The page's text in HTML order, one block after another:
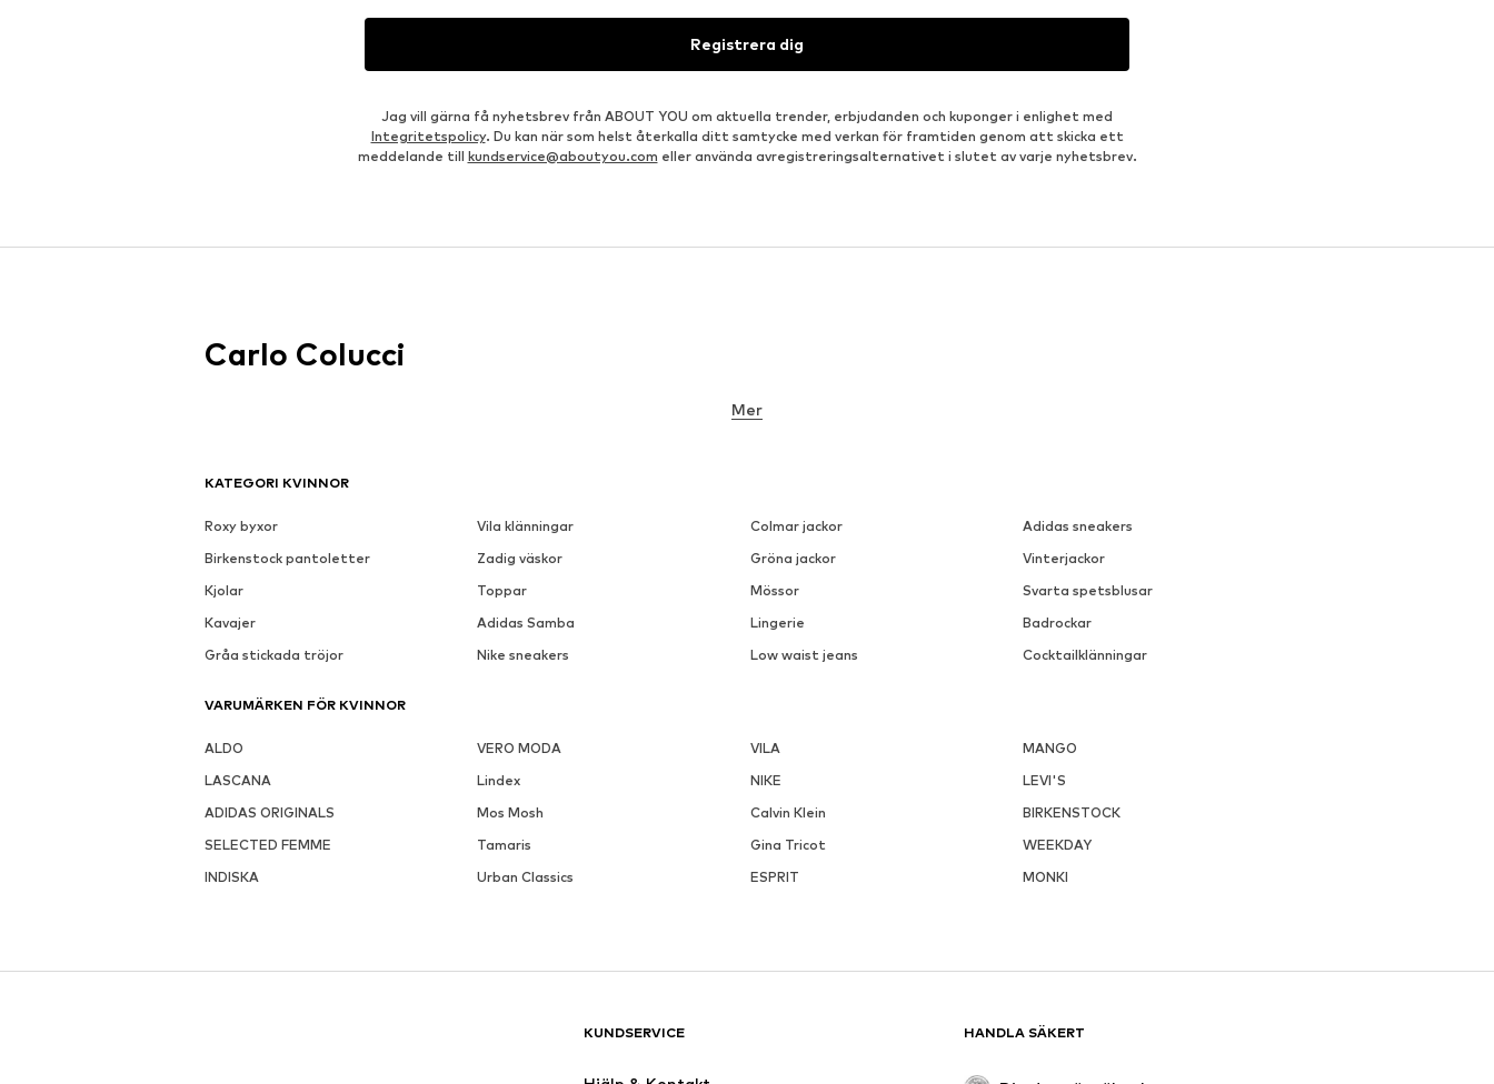
Registrera dig
Jag vill gärna få nyhetsbrev från ABOUT YOU om aktuella trender, erbjudanden och kuponger i enlighet med
Integritetspolicy. Du kan när som helst återkalla ditt samtycke med verkan för framtiden genom att skicka ett
meddelande till kundservice@aboutyou.com eller använda avregistreringsalternativet i slutet av varje nyhetsbrev.
KATEGORI KVINNOR
Roxy byxor Vila klänningar Colmar jackor
Adidas sneakers
Birkenstock pantoletter
Zadig väskor Gröna jackor
Vinterjackor
Kjolar
Toppar Mössor
Svarta spetsblusar
Kavajer
Adidas Samba Lingerie
Badrockar
Gråa stickada tröjor
Nike sneakers Low waist jeans Cocktailklänningar
VARUMÄRKEN FÖR KVINNOR
ALDO VERO MODA VILA
MANGO
LASCANA
Lindex NIKE
LEVI'S
ADIDAS ORIGINALS
Mos Mosh Calvin Klein
BIRKENSTOCK
SELECTED FEMME
Tamaris Gina Tricot
WEEKDAY
INDISKA
Urban Classics ESPRIT MONKI
KUNDSERVICE HANDLA SÄKERT
Carlo Colucci
Mer